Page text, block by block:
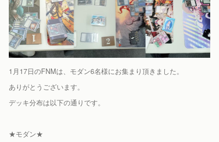
1月17日のFNMは、モダン6名様にお集まり頂きました。
ありがとうございます。
デッキ分布は以下の通りです。
★モダン★